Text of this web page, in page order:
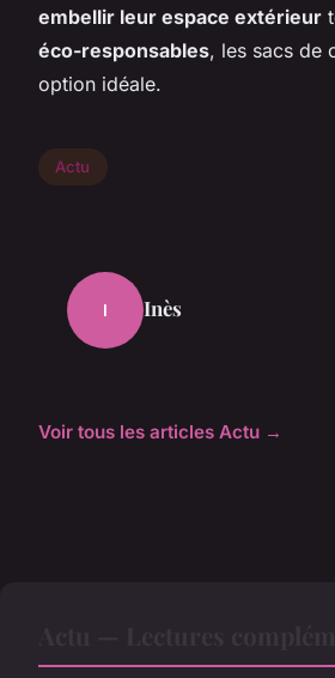
embellir leur espace extérieur
éco-responsables, les sacs de
option idéale.
Actu
I Inès
Voir tous les articles Actu →